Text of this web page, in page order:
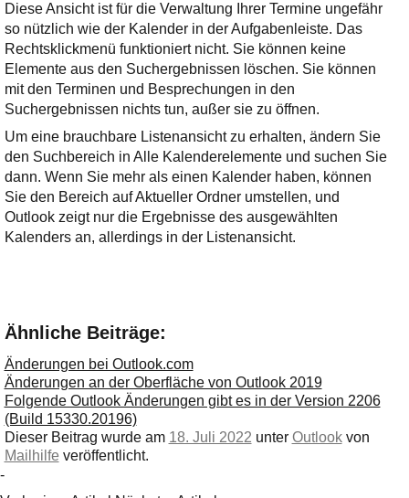
Diese Ansicht ist für die Verwaltung Ihrer Termine ungefähr
so nützlich wie der Kalender in der Aufgabenleiste. Das
Rechtsklickmenü funktioniert nicht. Sie können keine
Elemente aus den Suchergebnissen löschen. Sie können
mit den Terminen und Besprechungen in den
Suchergebnissen nichts tun, außer sie zu öffnen.
Um eine brauchbare Listenansicht zu erhalten, ändern Sie
den Suchbereich in Alle Kalenderelemente und suchen Sie
dann. Wenn Sie mehr als einen Kalender haben, können
Sie den Bereich auf Aktueller Ordner umstellen, und
Outlook zeigt nur die Ergebnisse des ausgewählten
Kalenders an, allerdings in der Listenansicht.
Ähnliche Beiträge:
Änderungen bei Outlook.com
Änderungen an der Oberfläche von Outlook 2019
Folgende Outlook Änderungen gibt es in der Version 2206
(Build 15330.20196)
Dieser Beitrag wurde am 18. Juli 2022 unter Outlook von
Mailhilfe veröffentlicht.
-